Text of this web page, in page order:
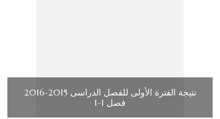
نتيجة الفترة الأولى للفصل الدراسى 2015-2016
فصل 1-1